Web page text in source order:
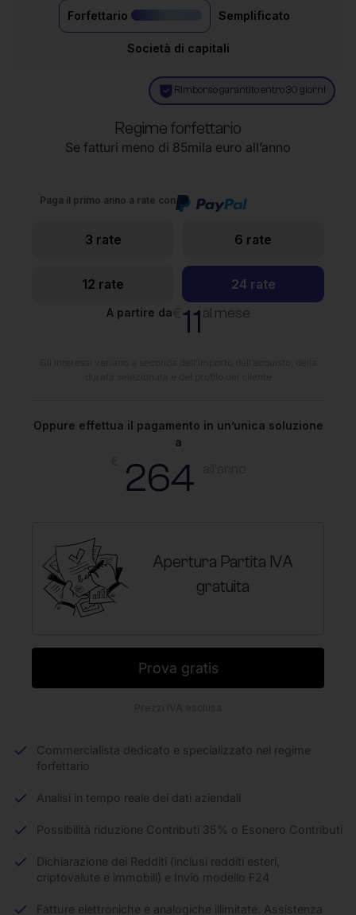
Forfettario Semplificato
Società di capitali
Rimborso garantito entro 30 giorni
Regime forfettario
Se fatturi meno di 85mila euro all’anno
Paga il primo anno a rate con
3 rate 6 rate
12 rate 24 rate
A partire da 11al mese
Oppure effettua il pagamento in un’unica soluzione
a
264
Apertura Partita IVA
gratuita
Prova gratis
Commercialista dedicato e specializzato nel regime
forfettario
Analisi in tempo reale dei dati aziendali
Possibilità riduzione Contributi 35% o Esonero Contributi
Dichiarazione dei Redditi (inclusi redditi esteri,
criptovalute e immobili) e Invio modello F24
Fatture elettroniche e analogiche illimitate. Assistenza